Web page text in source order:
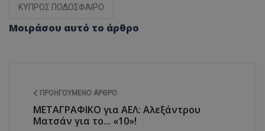
ΚΥΠΡΟΣ ΠΟΔΟΣΦΑΙΡΟ
Μοιράσου αυτό το άρθρο
ΠΡΟΗΓΟΎΜΕΝΟ ΆΡΘΡΟ
ΜΕΤΑΓΡΑΦΙΚΟ για ΑΕΛ: Αλεξάντρου
Ματσάν για το... «10»!